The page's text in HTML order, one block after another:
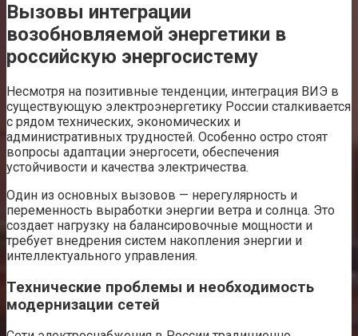
Вызовы интеграции
возобновляемой энергетики в
российскую энергосистему
Несмотря на позитивные тенденции, интеграция ВИЭ в
существующую электроэнергетику России сталкивается
с рядом технических, экономических и
административных трудностей. Особенно остро стоят
вопросы адаптации энергосети, обеспечения
устойчивости и качества электричества.
Один из основных вызовов — нерегулярность и
переменность выработки энергии ветра и солнца. Это
создает нагрузку на балансировочные мощности и
требует внедрения систем накопления энергии и
интеллектуального управления.
Технические проблемы и необходимость
модернизации сетей